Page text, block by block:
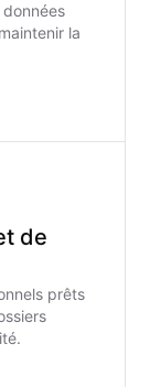
la
de
prêts